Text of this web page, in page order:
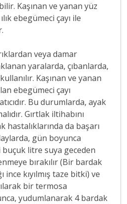
Kaşınan ve yanan yüz
ebegümeci çayı ile
veya damar
yaralarda, çıbanlarda,
Kaşınan ve yanan
ebegümeci çayı
Bu durumlarda, ayak
Gırtlak iltihabını
hastalıklarında da başarı
gün boyunca
litre suya geceden
bırakılır (Bir bardak
ince kıyılmış taze bitki) ve
bir termosa
yudumlanarak 4 bardak